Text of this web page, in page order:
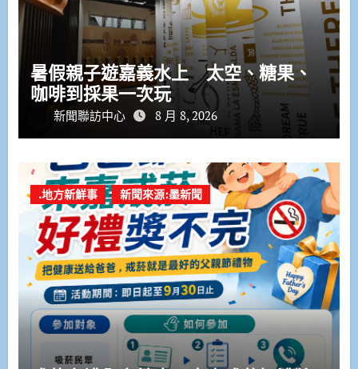
暑假親子遊嘉義水上 太空、糖果、
咖啡到採果一次玩
新聞聯訪中心 8 月 8, 2026
.地方新鮮事 新聞來源:墨新聞